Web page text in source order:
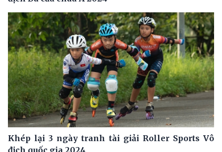
Khép lại 3 ngày tranh tài giải Roller Sports Vô